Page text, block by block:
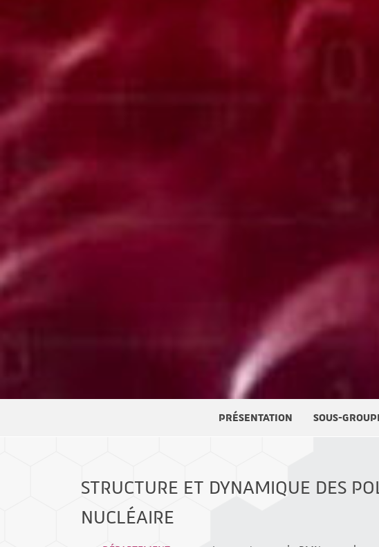
PRÉSENTATION SOUS-
STRUCTURE ET DYNAMIQUE DES
NUCLÉAIRE